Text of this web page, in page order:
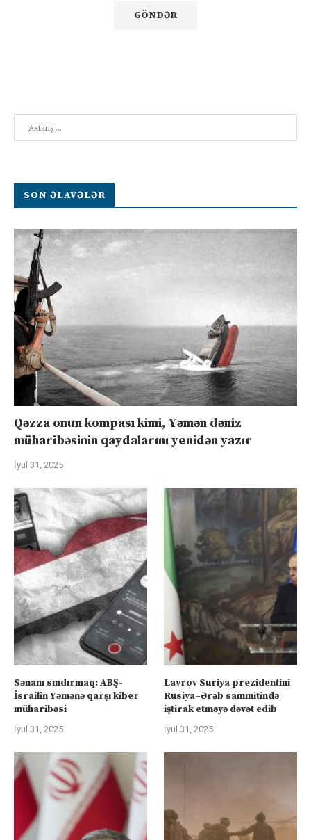
SON ƏLAVƏLƏR
Qəzza onun kompası kimi, Yəmən dəniz
müharibəsinin qaydalarını yenidən yazır
İyul 31, 2025
Sənanı sındırmaq: ABŞ-
İsrailin Yəmənə qarşı kiber
müharibəsi
İyul 31, 2025
Lavrov Suriya prezidentini
Rusiya–Ərəb sammitində
iştirak etməyə dəvət edib
İyul 31, 2025